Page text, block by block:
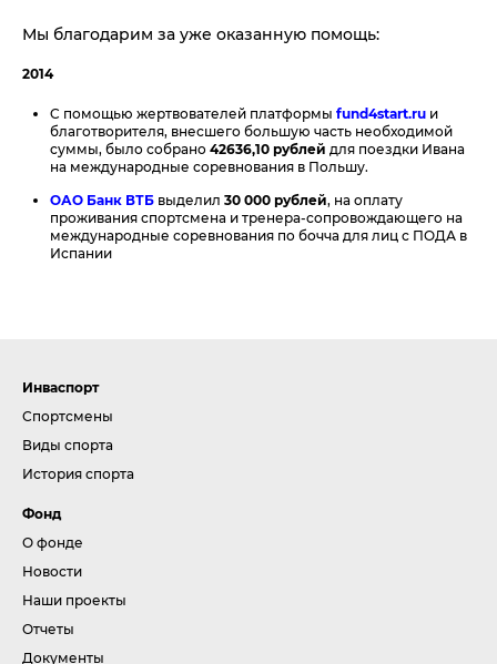
Мы благодарим за уже оказанную помощь:
2014
C помощью жертвователей платформы fund4start.ru и
благотворителя, внесшего большую часть необходимой
суммы, было собрано42636,10 рублей для поездки Ивана
на международные соревнования в Польшу.
ОАО Банк ВТБ выделил 30 000 рублей, на оплату
проживания спортсмена и тренера-сопровождающего на
международные соревнования по бочча для лиц с ПОДА в
Испании
Инваспорт
Спортсмены
Виды спорта
История спорта
Фонд
О фонде
Новости
Наши проекты
Отчеты
Документы